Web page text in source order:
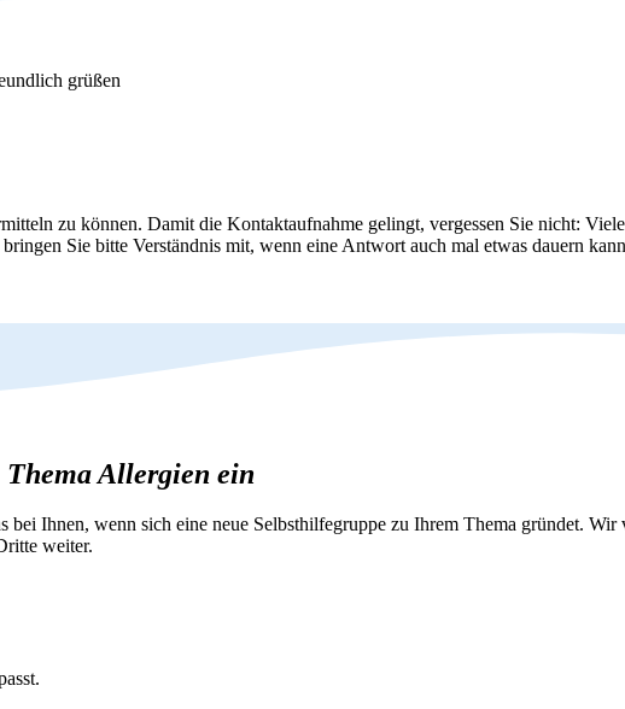
zu können. Damit die Kontaktaufnahme gelingt, vergessen Sie nicht:
Sie bitte Verständnis mit, wenn eine Antwort auch mal etwas dauern
Thema Allergien ein
Ihnen, wenn sich eine neue Selbsthilfegruppe zu Ihrem Thema gründet.
weiter.